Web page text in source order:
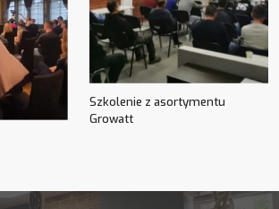
Szkolenie z asortymentu
Growatt